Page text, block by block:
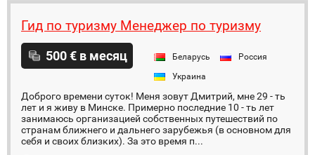
Гид по туризму Менеджер по туризму
500 € в месяц Беларусь
Россия
Украина
Доброго времени суток! Меня зовут Дмитрий, мне 29 - ть
лет и я живу в Минске. Примерно последние 10 - ть лет
занимаюсь организацией собственных путешествий по
странам ближнего и дальнего зарубежья (в основном для
себя и своих близких). За это время п...